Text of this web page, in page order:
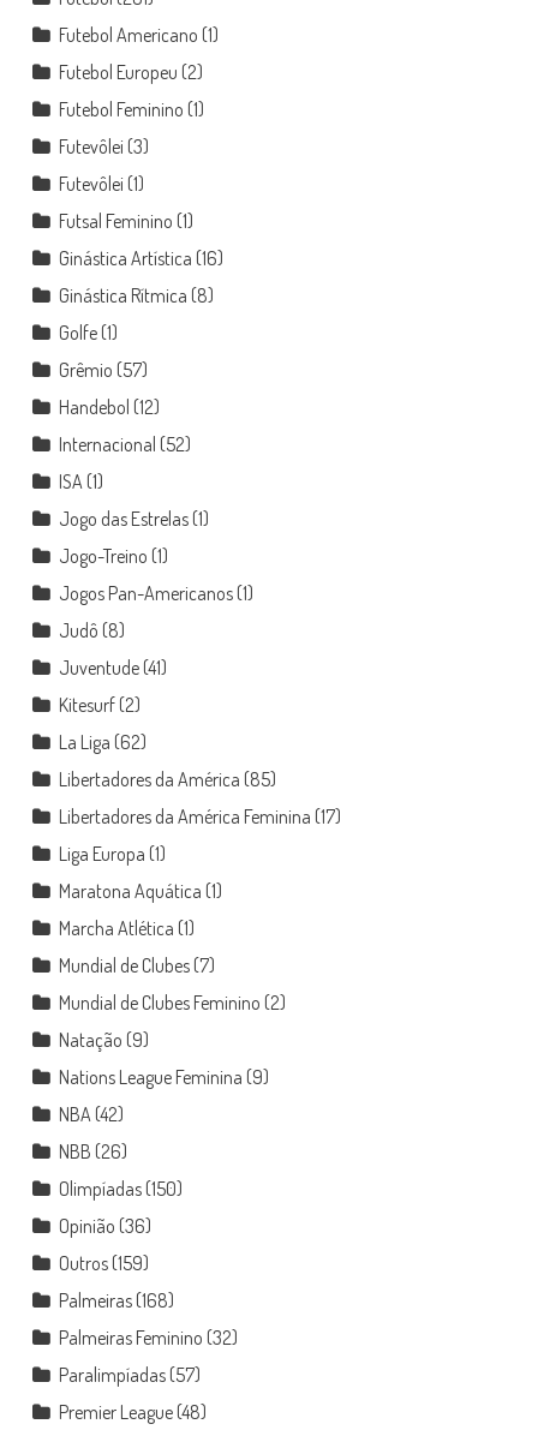
Futebol Americano (1)
Futebol Europeu (2)
Futebol Feminino (1)
Futevôlei (3)
Futevôlei (1)
Futsal Feminino (1)
Ginástica Artística (16)
Ginástica Rítmica (8)
Golfe(1)
Grêmio (57)
Handebol (12)
Internacional (52)
ISA(1)
Jogo das Estrelas(1)
Jogo-Treino (1)
Jogos Pan-Americanos(1)
Judô (8)
Juventude(41)
Kitesurf(2)
La Liga (62)
Libertadores da América (85)
Libertadores da América Feminina (17)
Liga Europa (1)
Maratona Aquática (1)
Marcha Atlética (1)
Mundial de Clubes(7)
Mundial de Clubes Feminino (2)
Natação (9)
Nations League Feminina (9)
NBA(42)
NBB (26)
Olimpíadas(150)
Opinião (36)
Outros(159)
Palmeiras(168)
Palmeiras Feminino (32)
Paralimpíadas(57)
Premier League(48)